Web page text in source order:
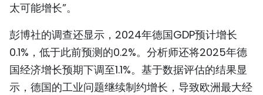
太可能增长”。
彭博社的调查还显示，2024年德国GDP预计增长
0.1%，低于此前预测的0.2%。分析师还将2025年德
国经济增长预期下调至1.1%。基于数据评估的结果显
示，德国的工业问题继续制约增长，导致欧洲最大经